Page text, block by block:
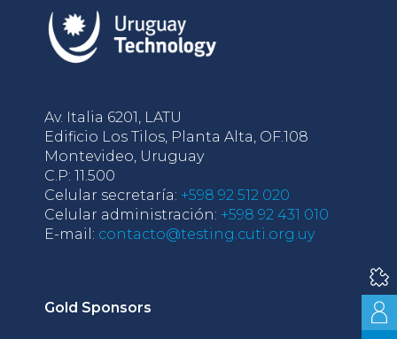
Av. Italia 6201, LATU
Edificio Los Tilos, Planta Alta, OF.108
Montevideo, Uruguay
C.P: 11.500
Celular secretaría: +598 92 512 020
Celular administración: +598 92 431 010
E-mail: contacto@testing.cuti.org.uy
Gold Sponsors